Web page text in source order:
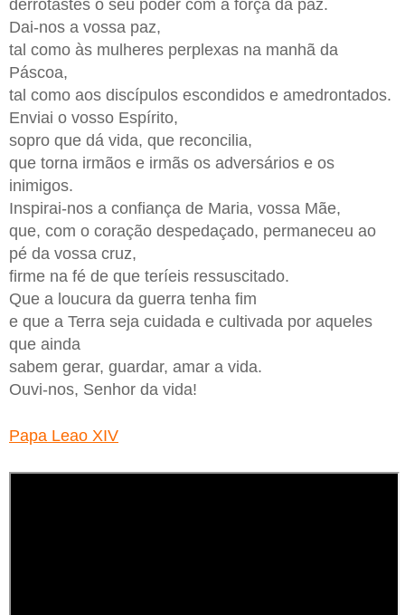
derrotastes o seu poder com a força da paz.
Dai-nos a vossa paz,
tal como às mulheres perplexas na manhã da
Páscoa,
tal como aos discípulos escondidos e amedrontados.
Enviai o vosso Espírito,
sopro que dá vida, que reconcilia,
que torna irmãos e irmãs os adversários e os
inimigos.
Inspirai-nos a confiança de Maria, vossa Mãe,
que, com o coração despedaçado, permaneceu ao
pé da vossa cruz,
firme na fé de que teríeis ressuscitado.
Que a loucura da guerra tenha fim
e que a Terra seja cuidada e cultivada por aqueles
que ainda
sabem gerar, guardar, amar a vida.
Ouvi-nos, Senhor da vida!
Papa Leao XIV